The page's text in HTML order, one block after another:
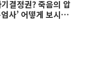
결정권? 죽음의 압
사’ 어떻게 보시나